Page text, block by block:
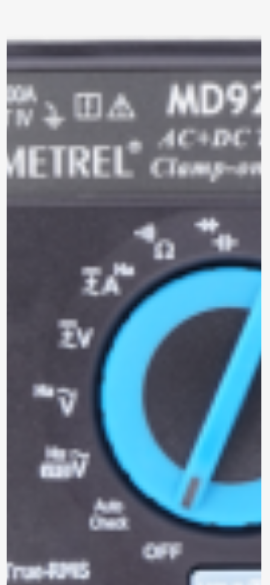
Marca: METREL
ANALIZADOR DE REDES
TRIFÁSICO
MI 2893 EU